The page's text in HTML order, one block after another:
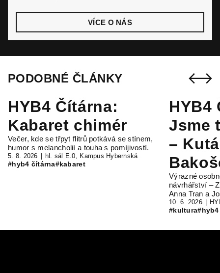
VÍCE O NÁS
PODOBNÉ ČLÁNKY
HYB4 Čítárna:
Kabaret chimér
Večer, kde se třpyt flitrů potkává se stínem,
humor s melancholií a touha s pomíjivostí.
5. 8. 2026 hl. sál E.0, Kampus Hybernská
#hyb4 čítárna#kabaret
HYB4
Jsme
–
Výrazné
návrhářství –
Anna Tran a
10. 6. 2026
#kultura